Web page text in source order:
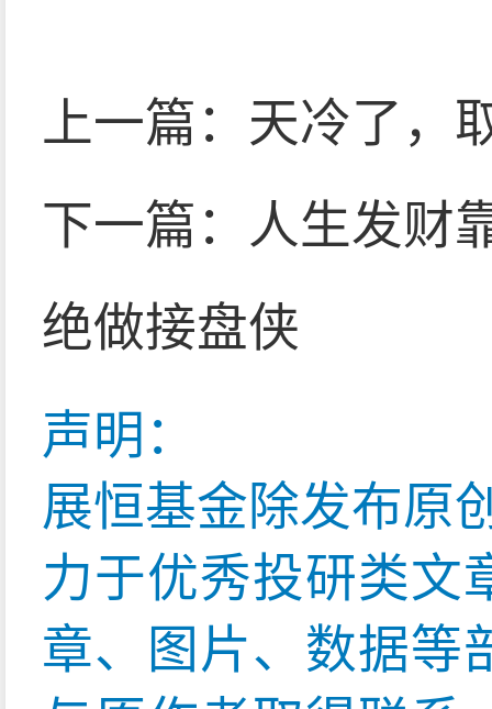
上一篇： 天冷了，
下一篇： 人生发财
绝做接盘侠
声明：
展恒基金除发布原
力于优秀投研类文
章、图片、数据等